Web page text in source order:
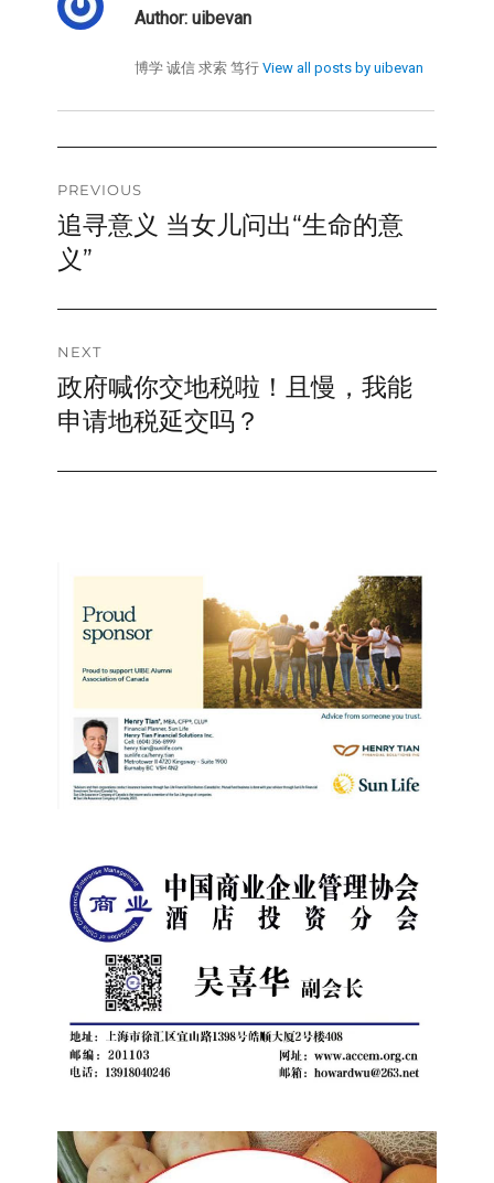
Author:uibevan
博学 诚信 求索 笃行 View all posts by uibevan
Post
navigation
PREVIOUS
Previous
post:
追寻意义 当女儿问出“生命的意
义”
NEXT
Next
post:
政府喊你交地税啦！且慢，我能
申请地税延交吗？